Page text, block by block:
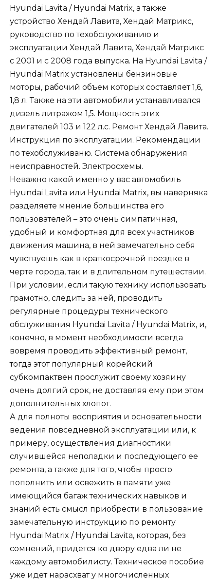
Hyundai Lavita / Hyundai Matrix, а также
устройство Хендай Лавита, Хендай Матрикс,
руководство по техобслуживанию и
эксплуатации Хендай Лавита, Хендай Матрикс
с 2001 и с 2008 года выпуска. На Hyundai Lavita /
Hyundai Matrix установлены бензиновые
моторы, рабочий объем которых составляет 1,6,
1,8 л. Также на эти автомобили устанавливался
дизель литражом 1,5. Мощность этих
двигателей 103 и 122 л.с. Ремонт Хендай Лавита.
Инструкция по эксплуатации. Рекомендации
по техобслуживаню. Система обнаружения
неисправностей. Электросхемы.
Неважно какой именно у вас автомобиль
Hyundai Lavita или Hyundai Matrix, вы наверняка
разделяете мнение большинства его
пользователей – это очень симпатичная,
удобный и комфортная для всех участников
движения машина, в ней замечательно себя
чувствуешь как в краткосрочной поездке в
черте города, так и в длительном путешествии.
При условии, если такую технику использовать
грамотно, следить за ней, проводить
регулярные процедуры технического
обслуживания Hyundai Lavita / Hyundai Matrix, и,
конечно, в момент необходимости всегда
вовремя проводить эффективный ремонт,
тогда этот популярный корейский
субкомпактвен прослужит своему хозяину
очень долгий срок, не доставляя ему при этом
дополнительных хлопот.
А для полноты восприятия и основательности
ведения повседневной эксплуатации или, к
примеру, осуществления диагностики
случившейся неполадки и последующего ее
ремонта, а также для того, чтобы просто
пополнить или освежить в памяти уже
имеющийся багаж технических навыков и
знаний есть смысл приобрести в пользование
замечательную инструкцию по ремонту
Hyundai Matrix / Hyundai Lavita, которая, без
сомнений, придется ко двору едва ли не
каждому автомобилисту. Техническое пособие
уже идет нарасхват у многочисленных